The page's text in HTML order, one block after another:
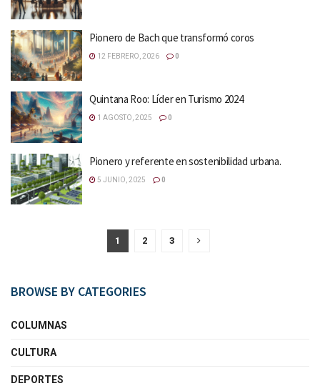
Pionero de Bach que transformó coros
12 FEBRERO, 2026 0
Quintana Roo: Líder en Turismo 2024
1 AGOSTO, 2025 0
Pionero y referente en sostenibilidad urbana.
5 JUNIO, 2025 0
1 2 3
BROWSE BY CATEGORIES
COLUMNAS
CULTURA
DEPORTES